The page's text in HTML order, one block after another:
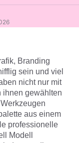
Branding
sein und viel
nicht nur mit
ihnen gewählten
aus einem
professionelle
Modell